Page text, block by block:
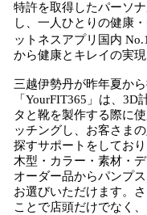
特許を取得したパーソ
し、一人ひとりの健康
ットネスアプリ国内
から健康とキレイの実現
三越伊勢丹が昨年夏か
「YourFIT365」は、
タと靴を製作する際に
ッチングし、お客さま
探すサポートをしてお
木型・カラー・素材・
オーダー品からパンプ
お選びいただけます。
ことで店頭だけでなく